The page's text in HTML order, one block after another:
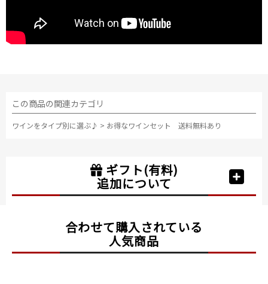
この商品の関連カテゴリ
ワインをタイプ別に選ぶ♪ > お得なワインセット 送料無料あり
ギフト(有料)
追加について
合わせて購入されている
人気商品